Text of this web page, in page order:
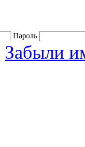
Пароль
Забыли